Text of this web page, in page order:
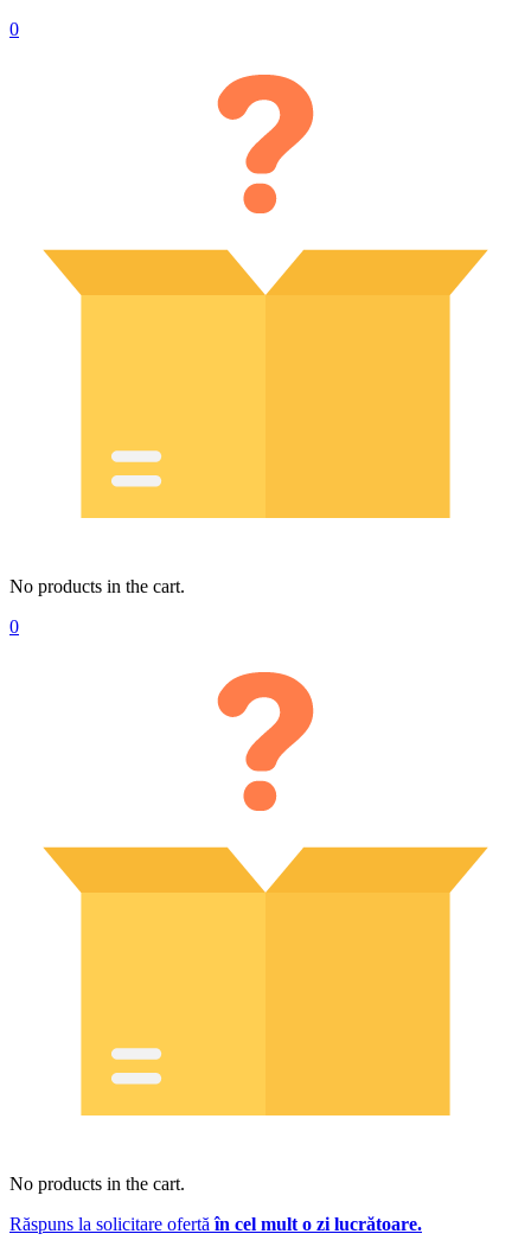
0
No products in the cart.
0
No products in the cart.
Răspuns la solicitare ofertăîn cel mult o zi lucrătoare.